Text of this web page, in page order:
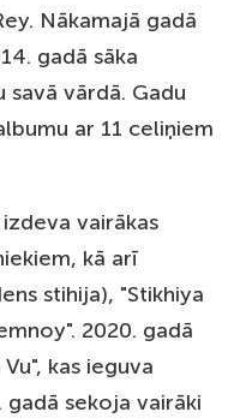
Nākamajā gadā
gadā sāka
vārdā. Gadu
ar 11 celiņiem
vairākas
kā arī
stihija), "Stikhiya
2020. gadā
kas ieguva
sekoja vairāki